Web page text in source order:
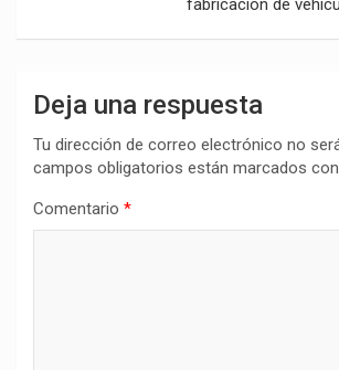
fabricación de
Deja una respuesta
Tu dirección de correo electrónico no
campos obligatorios están marcados con
Comentario *